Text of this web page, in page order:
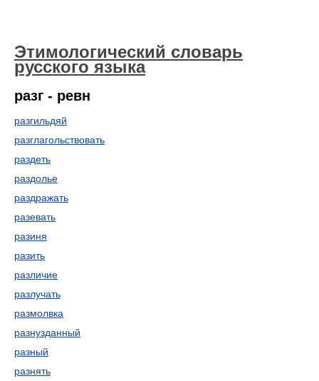
Этимологический словарь
русского языка
разг - ревн
разгильдяй
разглагольствовать
раздеть
раздолье
раздражать
разевать
разиня
разить
различие
разлучать
размолвка
разнузданный
разный
разнять